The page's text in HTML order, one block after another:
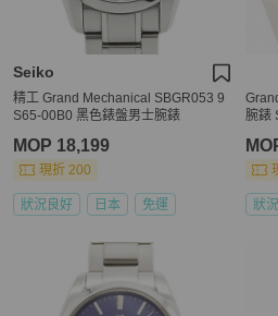
Seiko
精工 Grand Mechanical SBGR053 9
S65-00B0 黑色錶盤男士腕錶
MOP 18,199
現折 200
狀況良好 日本 免運
腕錶
狀